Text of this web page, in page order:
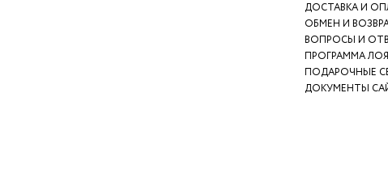
ДОСТАВКА И
ОБМЕН И
ВОПРОСЫ И
ПРОГРАММА
ПОДАРОЧНЫЕ
ДОКУМЕНТЫ